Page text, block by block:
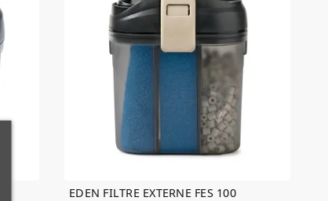
EDEN FILTRE EXTERNE FES 100